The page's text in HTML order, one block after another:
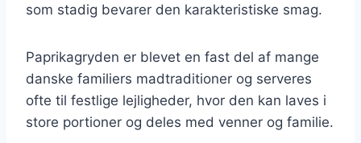
som stadig bevarer den karakteristiske smag.
Paprikagryden er blevet en fast del af mange
danske familiers madtraditioner og serveres
ofte til festlige lejligheder, hvor den kan laves i
store portioner og deles med venner og familie.